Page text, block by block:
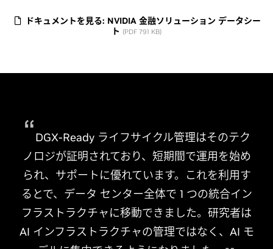
ドキュメントを見る: NVIDIA 金融ソリューション データシー
ト (PDF 791 KB)
DGX-Ready ライフサイクル管理はそのテク
ノロジが証明されており、短期間で運用を始め
られ、サポートに優れています。これを利用す
るとで、データ センター全体で 1 つの統合イン
フラストラクチャに移動できました。研究者は
AI インフラストラクチャの管理ではなく、AI モ